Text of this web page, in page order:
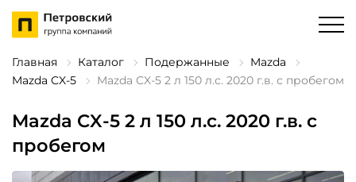
Главная Каталог Подержанные
Mazda
Mazda CX-5
Mazda CX-5 2 л 150 л.с. 2020 г.в. с пробегом
Mazda CX-5 2 л 150 л.с. 2020 г.в. с
пробегом